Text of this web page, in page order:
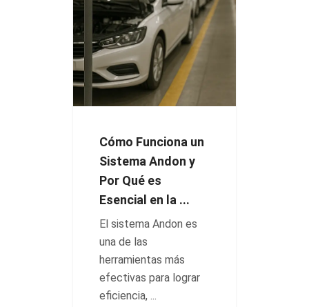
Cómo Funciona un
Sistema Andon y
Por Qué es
Esencial en la ...
El sistema Andon es
una de las
herramientas más
efectivas para lograr
eficiencia, ...